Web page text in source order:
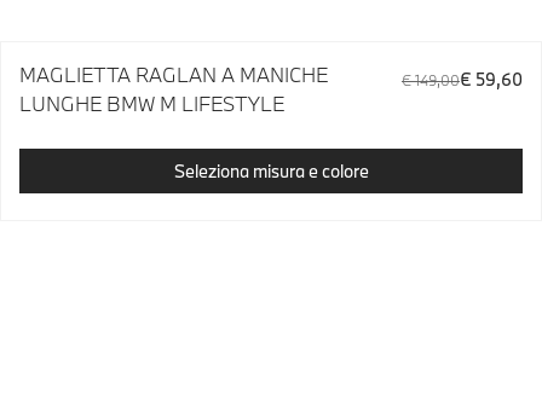
MAGLIETTA RAGLAN A MANICHE
LUNGHE BMW M LIFESTYLE
€ 149,00€ 59,60
Seleziona misura e colore